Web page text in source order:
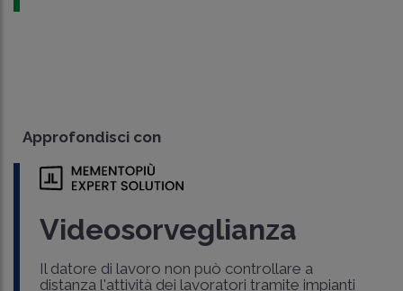
Approfondisci con
Videosorveglianza
Il datore di lavoro non può controllare a
distanza l'attività dei lavoratori tramite impianti